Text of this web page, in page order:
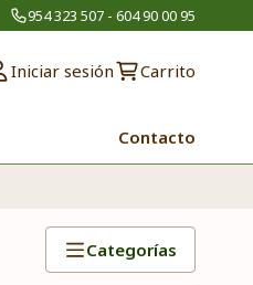
954 323 507 - 604 90 00 95
Iniciar sesión Carrito
Contacto
Categorías